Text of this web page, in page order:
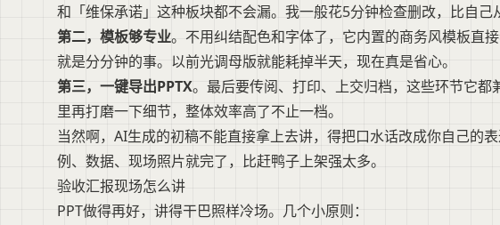
和「维保承诺」这种板块都不会漏。我一般花5分钟检查删改，比自己
第二，模板够专业。不用纠结配色和字体了，它内置的商务风模板直
就是分分钟的事。以前光调母版就能耗掉半天，现在真是省心。
第三，一键导出PPTX。最后要传阅、打印、上交归档，这些环节它
里再打磨一下细节，整体效率高了不止一档。
当然啊，AI生成的初稿不能直接拿上去讲，得把口水话改成你自己的
例、数据、现场照片就完了，比赶鸭子上架强太多。
验收汇报现场怎么讲
PPT做得再好，讲得干巴照样冷场。几个小原则：